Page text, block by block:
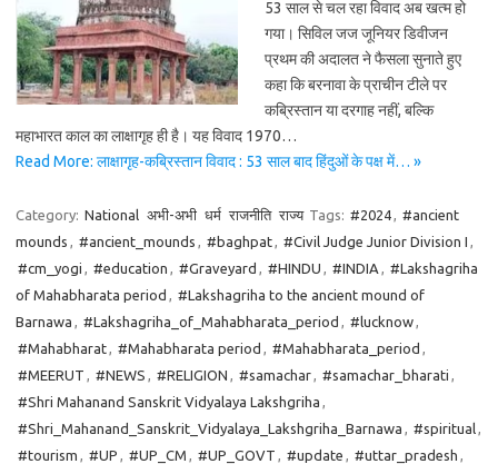
53 साल से चल रहा विवाद अब खत्म हो
गया। सिविल जज जूनियर डिवीजन
प्रथम की अदालत ने फैसला सुनाते हुए
कहा कि बरनावा के प्राचीन टीले पर
कब्रिस्तान या दरगाह नहीं, बल्कि
महाभारत काल का लाक्षागृह ही है। यह विवाद 1970…
Read More: लाक्षागृह-कब्रिस्तान विवाद : 53 साल बाद हिंदुओं के पक्ष में… »
Category: National अभी-अभी धर्म राजनीति राज्य Tags: #2024, #ancient
mounds , #ancient_mounds , #baghpat, #Civil Judge Junior Division I ,
#cm_yogi , #education , #Graveyard , #HINDU , #INDIA , #Lakshagriha
of Mahabharata period , #Lakshagriha to the ancient mound of
Barnawa , #Lakshagriha_of_Mahabharata_period , #lucknow,
#Mahabharat, #Mahabharata period , #Mahabharata_period ,
#MEERUT , #NEWS , #RELIGION , #samachar, #samachar_bharati ,
#Shri Mahanand Sanskrit Vidyalaya Lakshgriha ,
#Shri_Mahanand_Sanskrit_Vidyalaya_Lakshgriha_Barnawa , #spiritual,
#tourism , #UP , #UP_CM , #UP_GOVT , #update , #uttar_pradesh ,